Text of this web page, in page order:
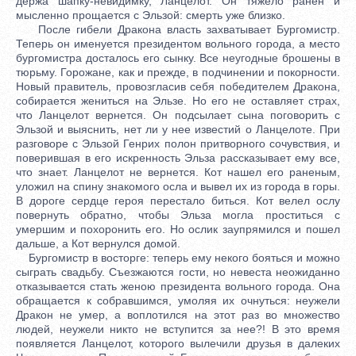
мысленно прощается с Эльзой: смерть уже близко.
После гибели Дракона власть захватывает Бургомистр.
Теперь он именуется президентом вольного города, а место
бургомистра досталось его сынку. Все неугодные брошены в
тюрьму. Горожане, как и прежде, в подчинении и покорности.
Новый правитель, провозгласив себя победителем Дракона,
собирается жениться на Эльзе. Но его не оставляет страх,
что Ланцелот вернется. Он подсылает сына поговорить с
Эльзой и выяснить, нет ли у нее известий о Ланцелоте. При
разговоре с Эльзой Генрих полон притворного сочувствия, и
поверившая в его искренность Эльза рассказывает ему все,
что знает. Ланцелот не вернется. Кот нашел его раненым,
уложил на спину знакомого осла и вывел их из города в горы.
В дороге сердце героя перестало биться. Кот велел ослу
повернуть обратно, чтобы Эльза могла проститься с
умершим и похоронить его. Но ослик заупрямился и пошел
дальше, а Кот вернулся домой.
Бургомистр в восторге: теперь ему некого бояться и можно
сыграть свадьбу. Съезжаются гости, но невеста неожиданно
отказывается стать женою президента вольного города. Она
обращается к собравшимся, умоляя их очнуться: неужели
Дракон не умер, а воплотился на этот раз во множество
людей, неужели никто не вступится за нее?! В это время
появляется Ланцелот, которого вылечили друзья в далеких